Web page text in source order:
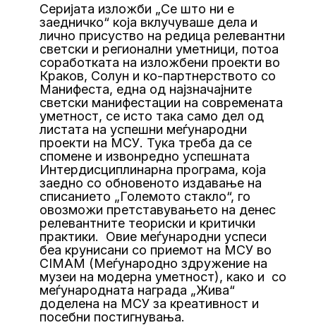
Серијата изложби „Се што ни е
заедничко“ која вклучуваше дела и
лично присуство на редица релевантни
светски и регионални уметници, потоа
соработката на изложбени проекти во
Краков, Солун и ко-партнерството со
Манифеста, една од најзначајните
светски манифестации на современата
уметност, се исто така само дел од
листата на успешни меѓународни
проекти на МСУ. Тука треба да се
спомене и извонредно успешната
Интердисциплинарна програма, која
заедно со обновеното издавање на
списанието „Големото стакло“, го
овозможи претставувањето на денес
релевантните теориски и критички
практики. Овие меѓународни успеси
беа крунисани со приемот на МСУ во
CIMAM (Меѓународно здружение на
музеи на модерна уметност), како и со
меѓународната награда „Жива“
доделена на МСУ за креативност и
посебни постигнувања.